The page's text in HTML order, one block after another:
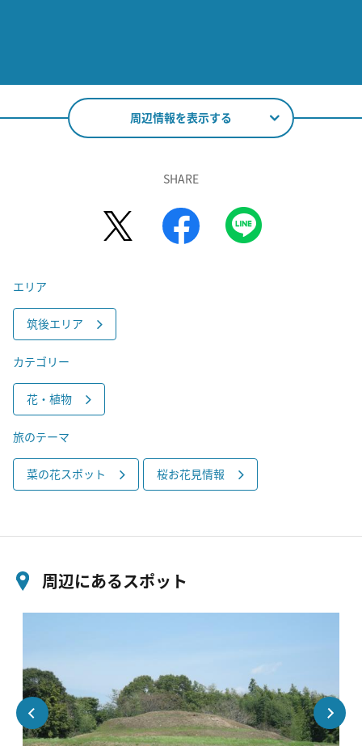
周辺情報を表示する
SHARE
エリア
筑後エリア
カテゴリー
花・植物
旅のテーマ
菜の花スポット 桜お花見情報
周辺にあるスポット